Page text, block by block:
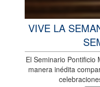
VIVE LA
El Seminario Pontificio
manera inédita